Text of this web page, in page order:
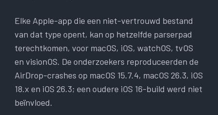
Elke Apple-app die een niet-vertrouwd bestand
van dat type opent, kan op hetzelfde parserpad
terechtkomen, voor macOS, iOS, watchOS, tvOS
en visionOS. De onderzoekers reproduceerden de
AirDrop-crashes op macOS 15.7.4, macOS 26.3, iOS
18.x en iOS 26.3; een oudere iOS 16-build werd niet
beïnvloed.